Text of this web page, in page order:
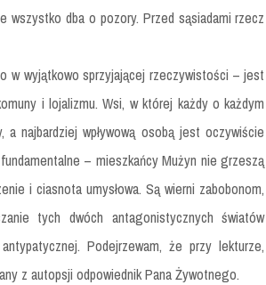
wszystko dba o pozory. Przed sąsiadami rzecz
w wyjątkowo sprzyjającej rzeczywistości – jest
i lojalizmu. Wsi, w której każdy o każdym
najbardziej wpływową osobą jest oczywiście
– mieszkańcy Mużyn nie grzeszą
i ciasnota umysłowa. Są wierni zabobonom,
tych dwóch antagonistycznych światów
Podejrzewam, że przy lekturze,
z autopsji odpowiednik Pana Żywotnego.